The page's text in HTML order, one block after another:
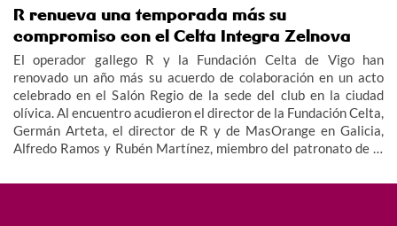
R renueva una temporada más su
compromiso con el Celta Integra Zelnova
El operador gallego R y la Fundación Celta de Vigo han
renovado un año más su acuerdo de colaboración en un acto
celebrado en el Salón Regio de la sede del club en la ciudad
olívica. Al encuentro acudieron el director de la Fundación Celta,
Germán Arteta, el director de R y de MasOrange en Galicia,
Alfredo Ramos y Rubén Martínez, miembro del patronato de la
Celta Integra Zelnova, dando imagen así al valor social de este